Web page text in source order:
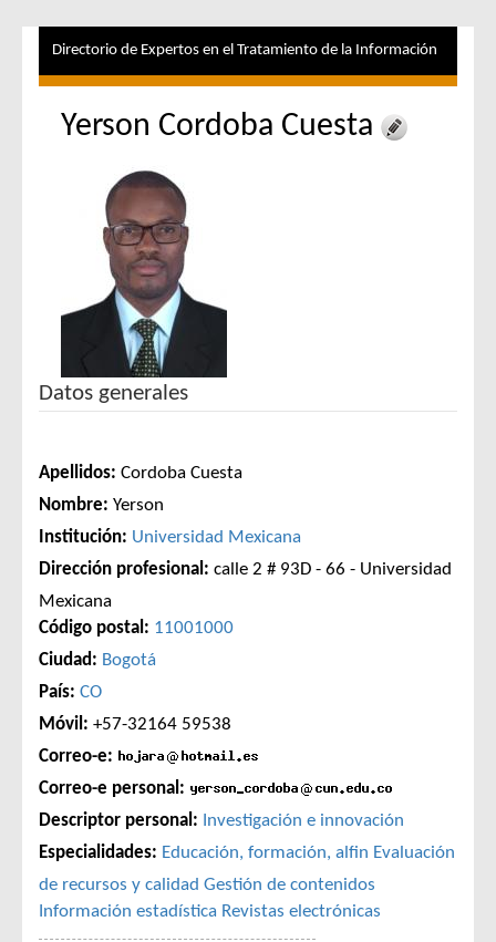
Directorio de Expertos en el Tratamiento de la Información
Yerson Cordoba Cuesta
Datos generales
Apellidos: Cordoba Cuesta
Nombre: Yerson
Institución: Universidad Mexicana
Dirección profesional: calle 2 # 93D - 66 - Universidad
Mexicana
Código postal: 11001000
Ciudad: Bogotá
País: CO
Móvil: +57-32164 59538
Correo-e:
Correo-e personal:
Descriptor personal: Investigación e innovación
Especialidades: Educación, formación, alfin Evaluación
de recursos y calidad Gestión de contenidos
Información estadística Revistas electrónicas